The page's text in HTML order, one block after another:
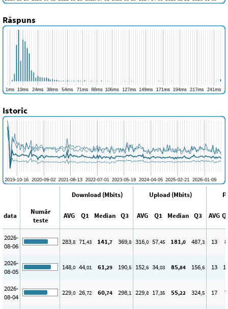
Răspuns
Istoric
Download (Mbits) Upload (Mbits)
data
Număr
teste
AVG Q1 Median Q3 AVG Q1 Median Q3 AVG
2026-
08-06
283,8 71,43 141,7 369,8 316,0 57,45 181,0 487,3 13 8
2026-
08-05
148,0 44,01 61,29 190,5 152,6 34,03 85,84 156,6 13
2026-
08-04
229,0 26,72 60,74 298,1 229,8 17,35 55,22 324,5 17 7